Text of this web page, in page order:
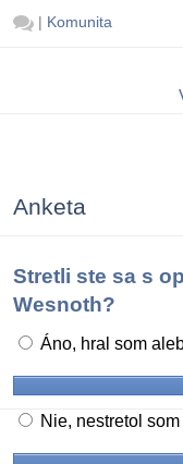
| Komunita
Anketa
Stretli ste sa s
Wesnoth?
Áno, hral som
Nie, nestretol som